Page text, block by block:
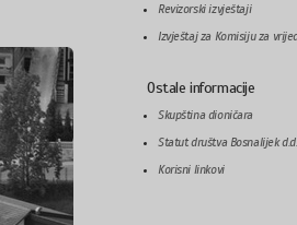
Revizorski izvještaji
Izvještaj za Komisiju za
Ostale informacije
Skupština dioničara
Statut društva Bosnalijek d.d.
Korisni linkovi